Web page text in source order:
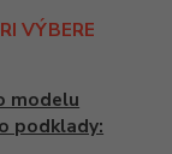
VÝBERE
modelu
podklady: